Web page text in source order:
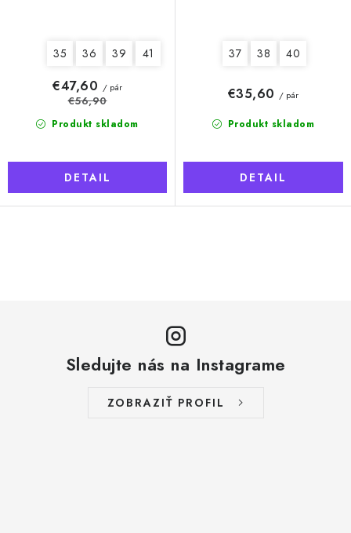
35 36 39 41
Produkt skladom
€47,60 / pár
€56,90
DETAIL
37 38 40
Produkt skladom
€35,60 / pár
DETAIL
Sledujte nás na Instagrame
ZOBRAZIŤ PROFIL